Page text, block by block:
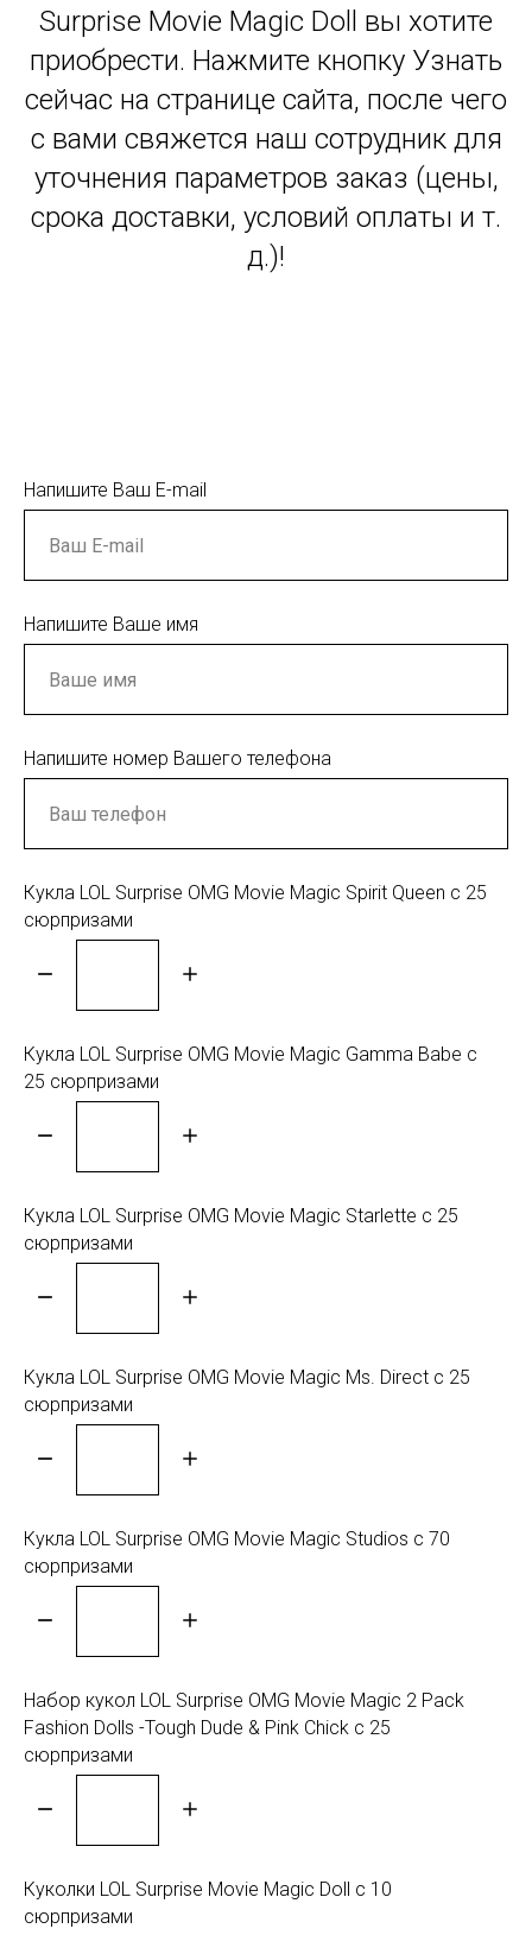
Surprise Movie Magic Doll вы хотите
приобрести. Нажмите кнопку Узнать
сейчас на странице сайта, после чего
с вами свяжется наш сотрудник для
уточнения параметров заказ (цены,
срока доставки, условий оплаты и т.
д.)!
Напишите Ваш E-mail
Напишите Ваше имя
Напишите номер Вашего телефона
Кукла LOL Surprise OMG Movie Magic Spirit Queen с 25
сюрпризами
Кукла LOL Surprise OMG Movie Magic Gamma Babe с
25 сюрпризами
Кукла LOL Surprise OMG Movie Magic Starlette с 25
сюрпризами
Кукла LOL Surprise OMG Movie Magic Ms. Direct с 25
сюрпризами
Кукла LOL Surprise OMG Movie Magic Studios с 70
сюрпризами
Набор кукол LOL Surprise OMG Movie Magic 2 Pack
Fashion Dolls -Tough Dude & Pink Chick с 25
сюрпризами
Куколки LOL Surprise Movie Magic Doll с 10
сюрпризами